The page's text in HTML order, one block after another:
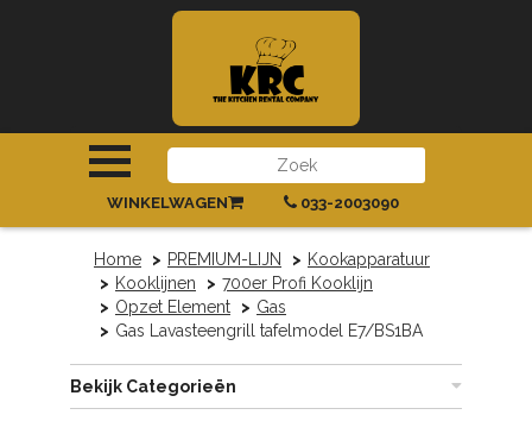
INLOGGEN|REGISTREREN
033-2003090
WINKELWAGEN
Home PREMIUM-LIJN
Kookapparatuur
Kooklijnen
700er Profi Kooklijn
Opzet Element
Gas
Gas Lavasteengrill tafelmodel E7/BS1BA
Bekijk Categorieën